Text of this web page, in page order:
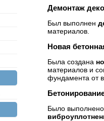
Демонтаж
Был выполнен
материалов.
Новая
Была создана
материалов и
фундамента от
Было выполнено